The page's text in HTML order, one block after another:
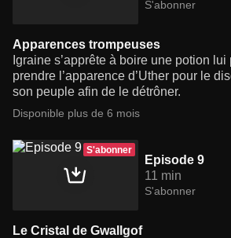
S'abonner
Apparences trompeuses
Igraine s’apprête à boire une potion lui
prendre l’apparence d’Uther pour le
son peuple afin de le détrôner.
Disponible plus de 6 mois
S'abonner
Episode 9
11 min
S'abonner
Le Cristal de Gwallgof